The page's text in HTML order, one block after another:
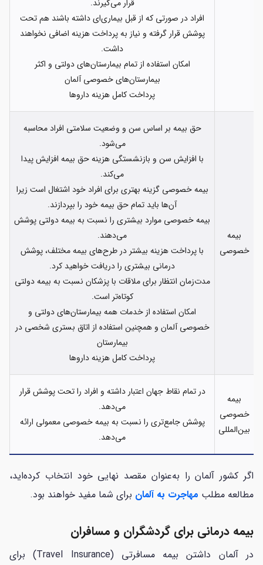
قرار می‌گیرند.
افراد در صورتی که از قبل بیماری‌ای داشته باشند هم تحت
پوشش قرار گرفته و نیاز به پرداخت هزینه اضافی نخواهند
داشت.
امکان استفاده از تمام بیمارستان‌های دولتی و اکثر
بیمارستان‌های خصوصی آلمان
پرداخت کامل هزینه داروها
بیمه
خصوصی
حق بیمه بر اساس سن و وضعیت سلامتی افراد محاسبه
می‌شود.
با افزایش سن و بازنشستگی هزینه حق بیمه افزایش پیدا
می‌کند.
بیمه خصوصی گزینه بهتری برای افراد خود اشتغال است زیرا
آن‌ها باید تمام حق بیمه خود را بپردازند.
بیمه خصوصی موارد بیشتری را نسبت به بیمه دولتی پوشش
می‌دهند.
با پرداخت هزینه بیشتر در طرح‌های بیمه مختلف، پوشش
درمانی بیشتری را دریافت خواهید کرد.
مدت‌زمان انتظار برای ملاقات با پزشکان نسبت به بیمه دولتی
کوتاه‌تر است.
امکان استفاده از خدمات همه بیمارستان‌های دولتی و
خصوصی آلمان و همچنین استفاده از اتاق بستری شخصی در
بیمارستان
پرداخت کامل هزینه داروها
بیمه
خصوصی
بین‌المللی
در تمام نقاط جهان اعتبار داشته و افراد را تحت پوشش قرار
می‌دهد.
پوشش جامع‌تری را نسبت به بیمه خصوصی معمولی ارائه
می‌دهد.
اگر کشور آلمان را به‌عنوان مقصد نهایی خود انتخاب کرده‌اید،
مطالعه مطلب مهاجرت به آلمان برای شما مفید خواهند بود.
بیمه درمانی برای گردشگران و مسافران
در آلمان داشتن بیمه مسافرتی (Travel Insurance) برای